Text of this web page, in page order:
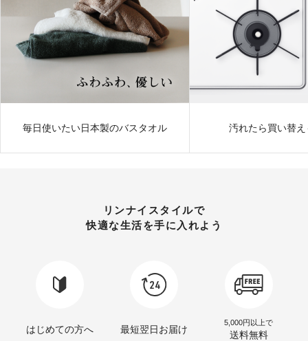
毎日使いたい日本製のバスタオル 汚れたら買い替
リンナイスタイルで
快適な生活を手に入れよう
はじめての方へ 最短翌日お届け
5,000円以上で
送料無料